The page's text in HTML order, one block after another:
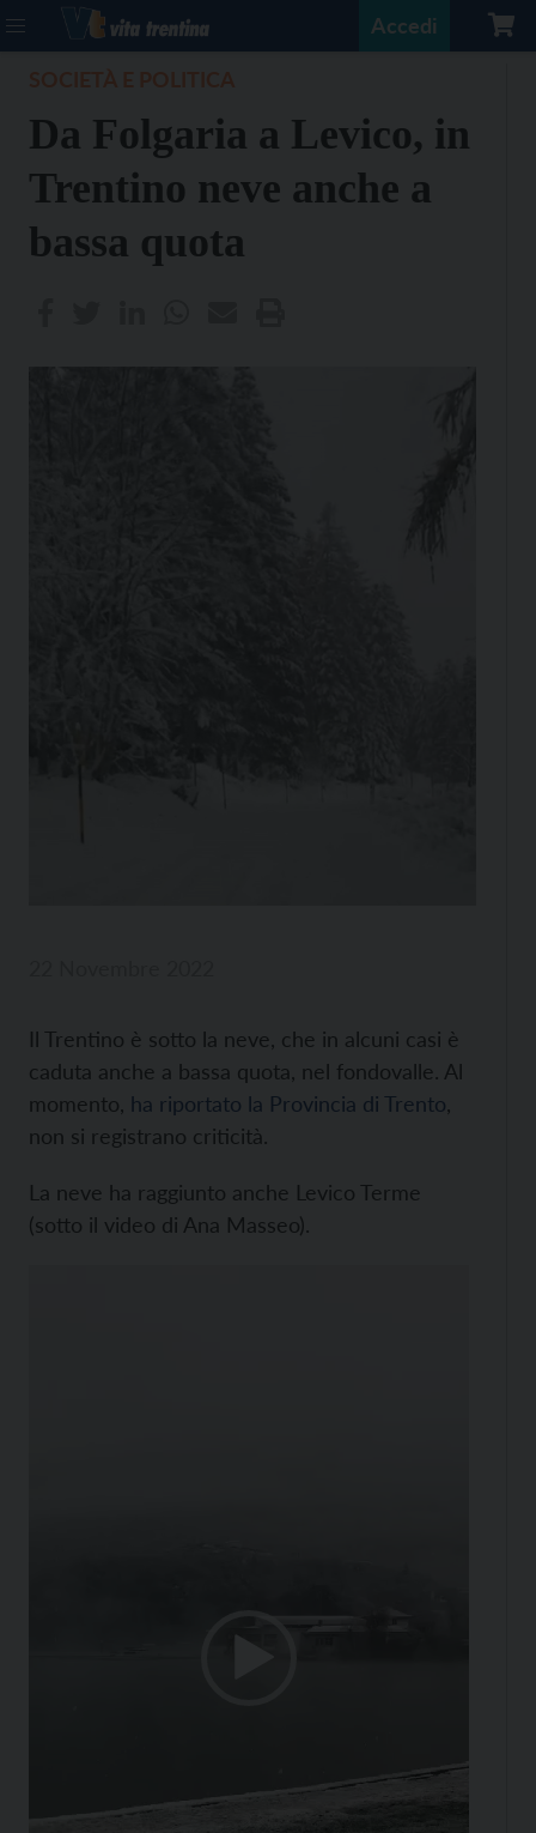
Accedi
Da Folgaria a Levico, in
Trentino neve anche a
bassa quota
Il Trentino è sotto la neve, che in alcuni casi è
caduta anche a bassa quota, nel fondovalle. Al
momento, ha riportato la Provincia di Trento
non si registrano criticità.
La neve ha raggiunto anche Levico Terme
(sotto il video di Ana Masseo).